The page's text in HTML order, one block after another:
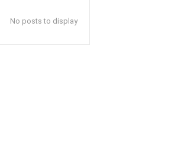
No posts to display